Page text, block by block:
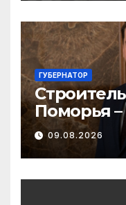
ГУБЕРНАТОР
Поморья
региона
09.08.2026